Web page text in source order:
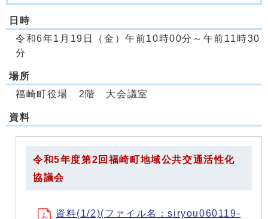
日時
令和6年1月19日（金）午前10時00分～午前11時30
分
場所
福崎町役場 2階 大会議室
資料
令和5年度第2回福崎町地域公共交通活性化
協議会
資料(1/2)(ファイル名：siryou060119-